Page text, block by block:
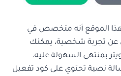
الموقع أنه متخصص في
عن تجربة شخصية، يمكنك
بمنتهى السهولة عليه،
نصية تحتوي على كود تفعيل